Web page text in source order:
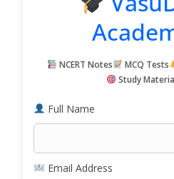
NCERT Notes MCQ Tests
Study
Full Name
Email Address